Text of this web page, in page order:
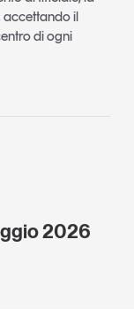
accettando il
di ogni
2026